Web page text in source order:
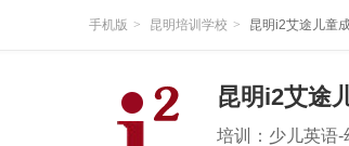
手机版 > 昆明培训学校 > 昆明i2艾途儿童
昆明i2艾途
培训：少儿英语